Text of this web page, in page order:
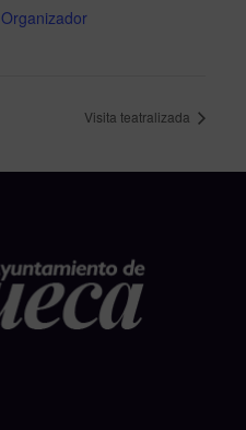
Organizador
Visita teatralizada